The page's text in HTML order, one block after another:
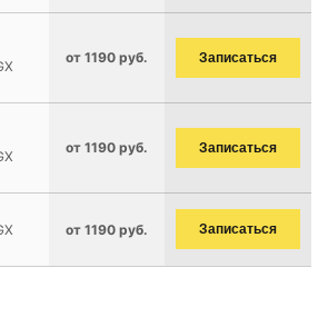
от 1190 руб. Записаться
от 1190 руб. Записаться
от 1190 руб. Записаться